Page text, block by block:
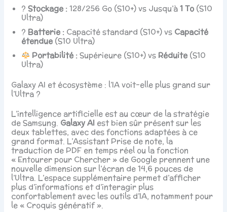
?Stockage :128/256 Go (S10+) vs Jusqu’à1 To (S10
Ultra)
? Batterie : Capacité standard (S10+) vs Capacité
étendue(S10 Ultra)
Portabilité :Supérieure (S10+) vs Réduite(S10
Ultra)
Galaxy AI et écosystème : l’IA voit-elle plus grand sur
l’Ultra ?
L’intelligence artificielle est au cœur de la stratégie
de Samsung. Galaxy AI est bien sûr présent sur les
deux tablettes, avec des fonctions adaptées à ce
grand format. L’Assistant Prise de note, la
traduction de PDF en temps réel ou la fonction
« Entourer pour Chercher » de Google prennent une
nouvelle dimension sur l’écran de 14,6 pouces de
l’Ultra. L’espace supplémentaire permet d’afficher
plus d’informations et d’interagir plus
confortablement avec les outils d’IA, notamment pour
le « Croquis génératif ».